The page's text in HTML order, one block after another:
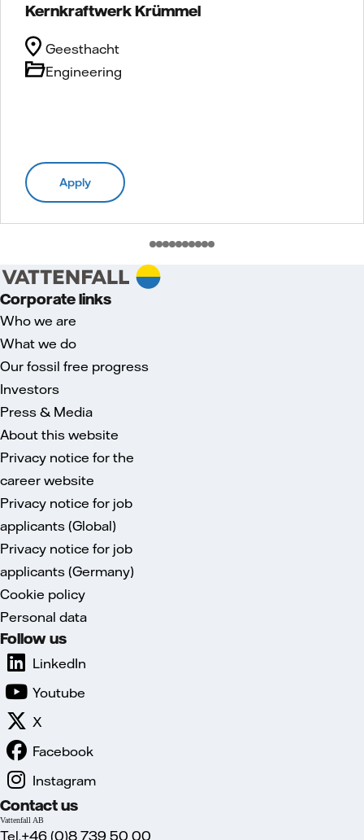
Kernkraftwerk Krümmel
Engineering
Geesthacht
Apply
Corporate links
Who we are
What we do
Our fossil free progress
Investors
Press & Media
About this website
Privacy notice for the
career website
Privacy notice for job
applicants (Global)
Privacy notice for job
applicants (Germany)
Cookie policy
Personal data
Follow us
LinkedIn
Youtube
X
Facebook
Instagram
Contact us
Vattenfall AB
Tel.+46 (0)8 739 50 00